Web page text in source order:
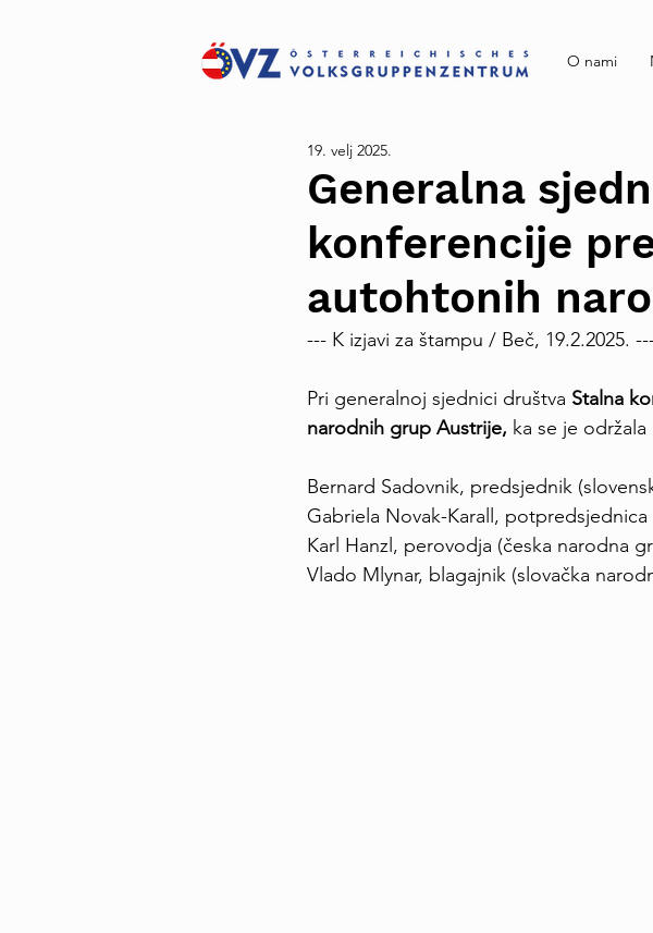
O nami
Generalna
konferencije
autohtonih
19. velj 2025.
--- K izjavi za štampu / Beč, 19.2.2025.
Pri generalnoj sjednici društva Stalna
narodnih grup Austrije, ka se je održala
Bernard Sadovnik, predsjednik
Gabriela Novak-Karall,
Karl Hanzl, perovodja (česka narodna
Vlado Mlynar, blagajnik (slovačka